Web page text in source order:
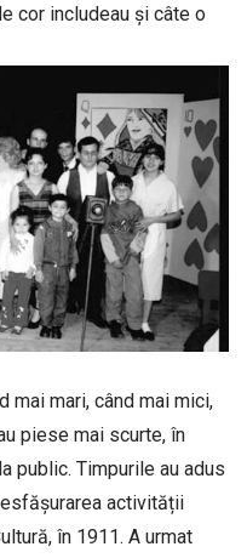
cor includeau și câte o
mai mari, când mai mici,
piese mai scurte, în
public. Timpurile au adus
activității
în 1911. A urmat